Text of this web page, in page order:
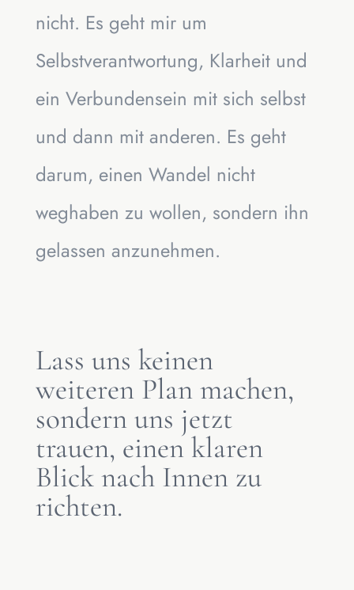
nicht. Es geht mir um
Selbstverantwortung, Klarheit und
ein Verbundensein mit sich selbst
und dann mit anderen. Es geht
darum, einen Wandel nicht
weghaben zu wollen, sondern ihn
gelassen anzunehmen.
Lass uns keinen
weiteren Plan machen,
sondern uns jetzt
trauen, einen klaren
Blick nach Innen zu
richten.